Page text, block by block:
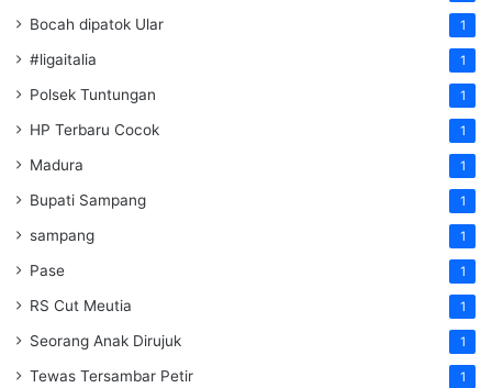
Bocah dipatok Ular 1
#ligaitalia 1
Polsek Tuntungan 1
HP Terbaru Cocok 1
Madura 1
Bupati Sampang 1
sampang 1
Pase 1
RS Cut Meutia 1
Seorang Anak Dirujuk 1
Tewas Tersambar Petir 1